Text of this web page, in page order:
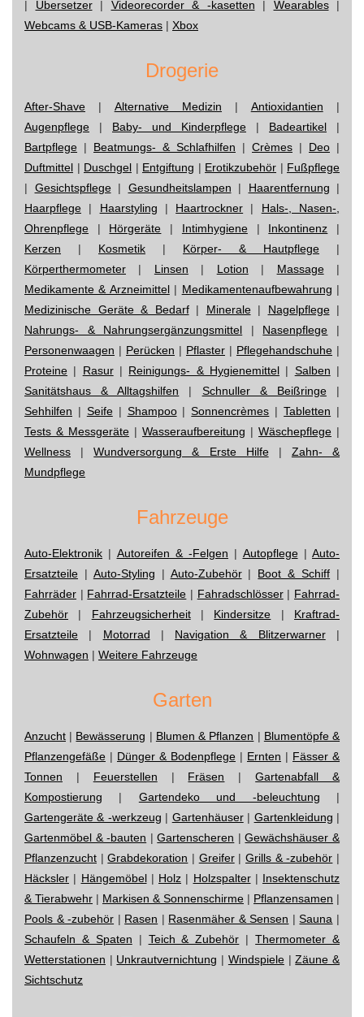
| Übersetzer| Videorecorder & -kasetten | Wearables|
Webcams & USB-Kameras | Xbox
Drogerie
After-Shave | Alternative Medizin | Antioxidantien |
Augenpflege | Baby- und Kinderpflege | Badeartikel |
Bartpflege | Beatmungs- & Schlafhilfen | Crèmes | Deo |
Duftmittel | Duschgel | Entgiftung | Erotikzubehör | Fußpflege
| Gesichtspflege| Gesundheitslampen | Haarentfernung |
Haarpflege | Haarstyling | Haartrockner | Hals-, Nasen-,
Ohrenpflege | Hörgeräte | Intimhygiene| Inkontinenz |
Kerzen | Kosmetik | Körper- & Hautpflege |
Körperthermometer | Linsen | Lotion | Massage|
Medikamente & Arzneimittel| Medikamentenaufbewahrung |
Medizinische Geräte & Bedarf| Minerale| Nagelpflege|
Nahrungs- & Nahrungsergänzungsmittel | Nasenpflege |
Personenwaagen | Perücken | Pflaster | Pflegehandschuhe |
Proteine | Rasur| Reinigungs- & Hygienemittel | Salben |
Sanitätshaus & Alltagshilfen | Schnuller & Beißringe|
Sehhilfen | Seife| Shampoo|Sonnencrèmes |Tabletten |
Tests & Messgeräte | Wasseraufbereitung | Wäschepflege |
Wellness |Wundversorgung & Erste Hilfe| Zahn- &
Mundpflege
Fahrzeuge
Auto-Elektronik | Autoreifen & -Felgen | Autopflege| Auto-
Ersatzteile | Auto-Styling | Auto-Zubehör| Boot & Schiff |
Fahrräder | Fahrrad-Ersatzteile | Fahradschlösser| Fahrrad-
Zubehör | Fahrzeugsicherheit| Kindersitze | Kraftrad-
Ersatzteile | Motorrad | Navigation & Blitzerwarner|
Wohnwagen | Weitere Fahrzeuge
Garten
Anzucht | Bewässerung | Blumen & Pflanzen | Blumentöpfe &
Pflanzengefäße | Dünger & Bodenpflege | Ernten | Fässer &
Tonnen | Feuerstellen | Fräsen |Gartenabfall &
Kompostierung | Gartendeko und -beleuchtung |
Gartengeräte & -werkzeug | Gartenhäuser| Gartenkleidung |
Gartenmöbel & -bauten |Gartenscheren |Gewächshäuser &
Pflanzenzucht |Grabdekoration | Greifer|Grills & -zubehör |
Häcksler | Hängemöbel| Holz | Holzspalter| Insektenschutz
& Tierabwehr | Markisen & Sonnenschirme | Pflanzensamen |
Pools & -zubehör | Rasen | Rasenmäher & Sensen |Sauna |
Schaufeln & Spaten | Teich & Zubehör |Thermometer &
Wetterstationen | Unkrautvernichtung | Windspiele|Zäune &
Sichtschutz